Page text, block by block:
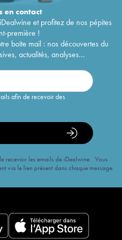
encontact
et profitez de nos pépites
première !
boîte mail : nos découvertes du
actualités, analyses...
afin de recevoir des
recevoir les emails de iDealwine. Vous
via le lien présent dans chaque message.